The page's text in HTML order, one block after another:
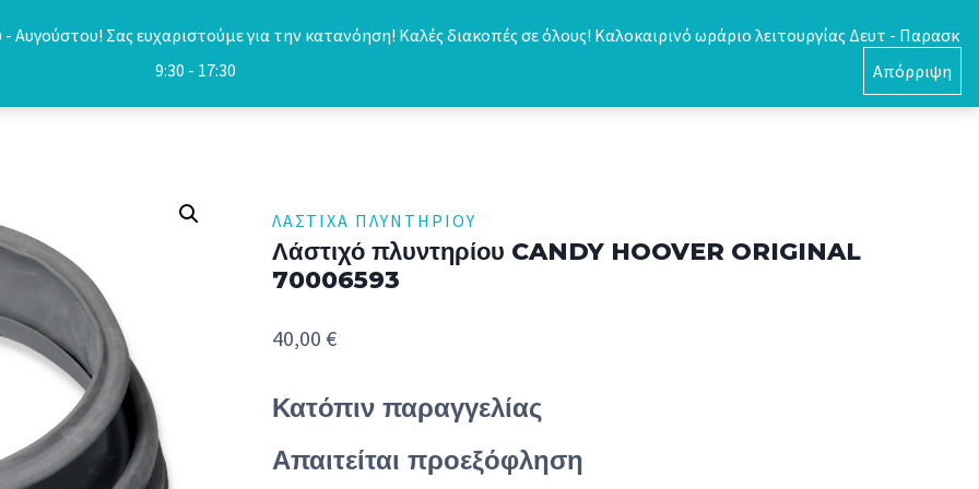
Σας ευχαριστούμε για την κατανόηση! Καλές διακοπές σε όλους! Καλοκαιρινό ωράριο λειτουργίας Δευτ - Παρασκ
9:30 - 17:30
Απόρριψη
0
ΛΆΣΤΙΧΑ ΠΛΥΝΤΗΡΊΟΥ
Λάστιχό πλυντηρίου CANDY HOOVER ORIGINAL
70006593
40,00€
Κατόπιν παραγγελίας
Απαιτείται προεξόφληση